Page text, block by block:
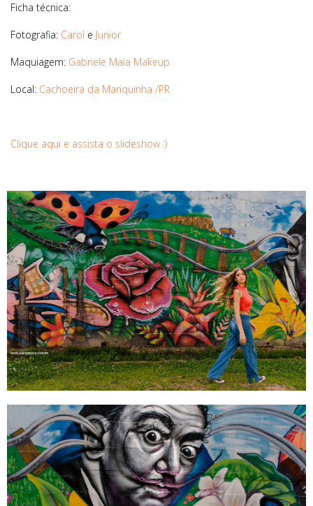
Ficha técnica:
Fotografia: Carol e Junior
Maquiagem: Gabriele Maia Makeup
Local: Cachoeira da Mariquinha /PR
Clique aqui e assista o slideshow :)